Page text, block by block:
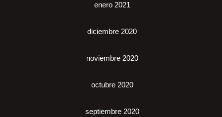
enero 2021
diciembre 2020
noviembre 2020
octubre 2020
septiembre 2020